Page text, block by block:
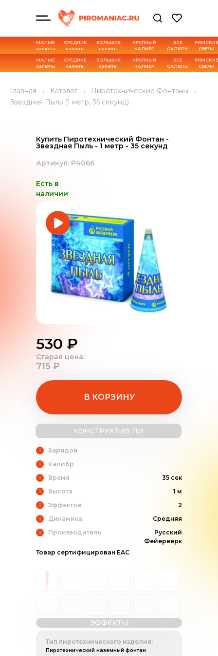
МАЛЫЕ
салюты
ВСЕ
САЛЮТЫ
СРЕДНИЕ
салюты
РИМСКИЕ
СВЕЧИ
БОЛЬШИЕ
салюты
КРУПНЫЙ
КАЛИБР
МАЛЫЕ
салюты
ВСЕ
САЛЮТЫ
СРЕДНИЕ
салюты
РИМСКИЕ
СВЕЧИ
БОЛЬШИЕ
салюты
КРУПНЫЙ
КАЛИБР
Главная → Каталог → Пиротехнические Фонтаны →
Звездная Пыль (1 метр, 35 секунд)
Купить Пиротехнический Фонтан -
Звездная Пыль - 1 метр - 35 секунд
Тип пиротехнического изделия:
Пиротехнический наземный фонтан
Характеристика товара
Время
Зарядов
Калибр
Есть в
наличии
35 сек
Высота
1 м
Эффектов
Товар сертифицирован EAC
Динамика
530 ₽
Средняя
715 ₽
Производитель
Русский
Фейерверк
В КОРЗИНУ
КОНСТРУКТИВ ПИ
Старая цена:
Артикул: Р4066
ЭФФЕКТЫ
2